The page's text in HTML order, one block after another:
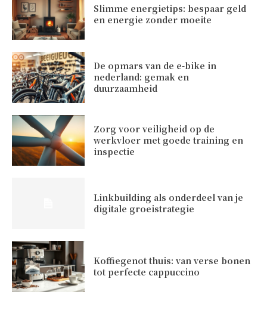
Slimme energietips: bespaar geld
en energie zonder moeite
De opmars van de e-bike in
nederland: gemak en
duurzaamheid
Zorg voor veiligheid op de
werkvloer met goede training en
inspectie
Linkbuilding als onderdeel van je
digitale groeistrategie
Koffiegenot thuis: van verse bonen
tot perfecte cappuccino